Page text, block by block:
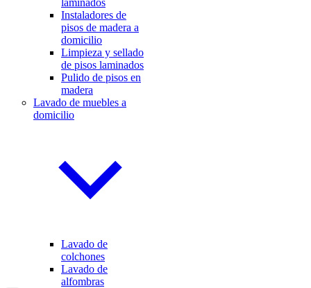
laminados
Instaladores de
pisos de madera a
domicilio
Limpieza y sellado
de pisos laminados
Pulido de pisos en
madera
Lavado de muebles a
domicilio
Lavado de
colchones
Lavado de
alfombras